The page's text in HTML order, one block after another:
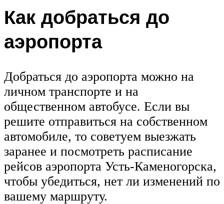
Как добраться до
аэропорта
Добраться до аэропорта можно на
личном транспорте и на
общественном автобусе. Если вы
решите отправиться на собственном
автомобиле, то советуем выезжать
заранее и посмотреть расписание
рейсов аэропорта Усть-Каменогорска,
чтобы убедиться, нет ли изменений по
вашему маршруту.